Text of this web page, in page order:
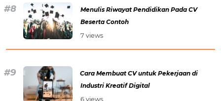
Menulis Riwayat Pendidikan Pada CV
Beserta Contoh
7 views
Cara Membuat CV untuk Pekerjaan di
Industri Kreatif Digital
6 views